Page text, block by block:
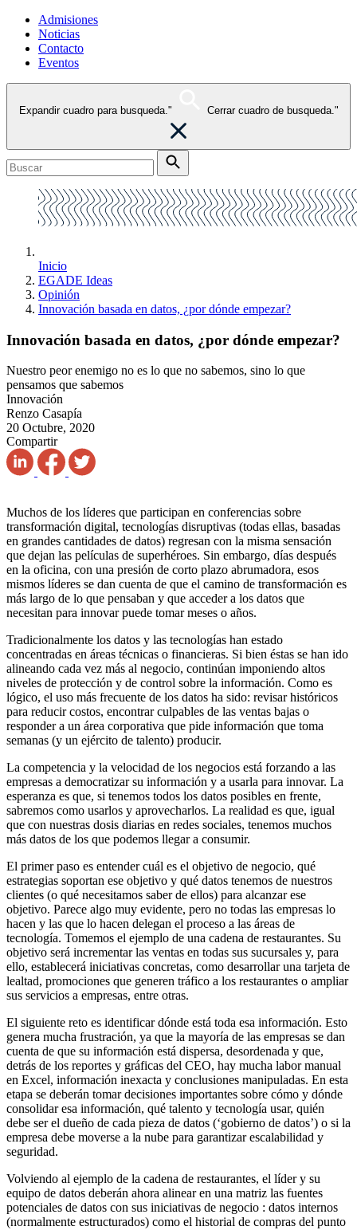
Admisiones
Noticias
Contacto
Eventos
Expandir cuadro para busqueda." Cerrar cuadro de busqueda."
Inicio
EGADE Ideas
Opinión
Innovación basada en datos, ¿por dónde empezar?
Innovación basada en datos, ¿por dónde empezar?
Nuestro peor enemigo no es lo que no sabemos, sino lo que
pensamos que sabemos
Innovación
Renzo Casapía
20 Octubre, 2020
Compartir
Muchos de los líderes que participan en conferencias sobre
transformación digital, tecnologías disruptivas (todas ellas, basadas
en grandes cantidades de datos) regresan con la misma sensación
que dejan las películas de superhéroes. Sin embargo, días después
en la oficina, con una presión de corto plazo abrumadora, esos
mismos líderes se dan cuenta de que el camino de transformación es
más largo de lo que pensaban y que acceder a los datos que
necesitan para innovar puede tomar meses o años.
Tradicionalmente los datos y las tecnologías han estado
concentradas en áreas técnicas o financieras. Si bien éstas se han ido
alineando cada vez más al negocio, continúan imponiendo altos
niveles de protección y de control sobre la información. Como es
lógico, el uso más frecuente de los datos ha sido: revisar históricos
para reducir costos, encontrar culpables de las ventas bajas o
responder a un área corporativa que pide información que toma
semanas (y un ejército de talento) producir.
La competencia y la velocidad de los negocios está forzando a las
empresas a democratizar su información y a usarla para innovar. La
esperanza es que, si tenemos todos los datos posibles en frente,
sabremos como usarlos y aprovecharlos. La realidad es que, igual
que con nuestras dosis diarias en redes sociales, tenemos muchos
más datos de los que podemos llegar a consumir.
El primer paso es entender cuál es el objetivo de negocio, qué
estrategias soportan ese objetivo y qué datos tenemos de nuestros
clientes (o qué necesitamos saber de ellos) para alcanzar ese
objetivo. Parece algo muy evidente, pero no todas las empresas lo
hacen y las que lo hacen delegan el proceso a las áreas de
tecnología. Tomemos el ejemplo de una cadena de restaurantes. Su
objetivo será incrementar las ventas en todas sus sucursales y, para
ello, establecerá iniciativas concretas, como desarrollar una tarjeta de
lealtad, promociones que generen tráfico a los restaurantes o ampliar
sus servicios a empresas, entre otras.
El siguiente reto es identificar dónde está toda esa información. Esto
genera mucha frustración, ya que la mayoría de las empresas se dan
cuenta de que su información está dispersa, desordenada y que,
detrás de los reportes y gráficas del CEO, hay mucha labor manual
en Excel, información inexacta y conclusiones manipuladas. En esta
etapa se deberán tomar decisiones importantes sobre cómo y dónde
consolidar esa información, qué talento y tecnología usar, quién
debe ser el dueño de cada pieza de datos (‘gobierno de datos’) o si la
empresa debe moverse a la nube para garantizar escalabilidad y
seguridad.
Volviendo al ejemplo de la cadena de restaurantes, el líder y su
equipo de datos deberán ahora alinear en una matriz las fuentes
potenciales de datos con sus iniciativas de negocio : datos internos
(normalmente estructurados) como el historial de compras del punto